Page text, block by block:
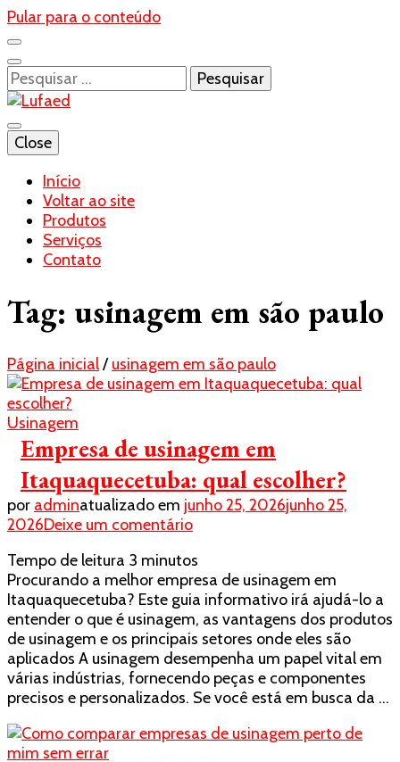
Pular para o conteúdo
Pesquisar
por:
Lufaed
Blog- Lufaed
Close
Início
Voltar ao site
Produtos
Serviços
Contato
Tag: usinagem em são paulo
Página inicial/ usinagem em são paulo
Usinagem
Empresa de usinagem em
Itaquaquecetuba: qual escolher?
por adminatualizado em junho 25, 2026junho 25,
2026Deixe um comentárioem
de
usinagem
em
Itaquaquecetuba:
qual
escolher?
Tempo de leitura 3 minutos
Procurando a melhor empresa de usinagem em
Itaquaquecetuba? Este guia informativo irá ajudá-lo a
entender o que é usinagem, as vantagens dos produtos
de usinagem e os principais setores onde eles são
aplicados A usinagem desempenha um papel vital em
várias indústrias, fornecendo peças e componentes
precisos e personalizados. Se você está em busca da …